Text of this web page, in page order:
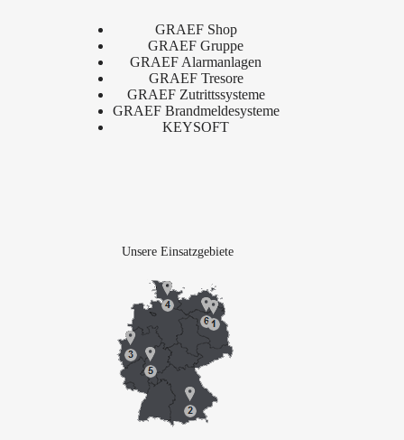
GRAEF Shop
GRAEF Gruppe
GRAEF Alarmanlagen
GRAEF Tresore
GRAEF Zutrittssysteme
GRAEF Brandmeldesysteme
KEYSOFT
Unsere Einsatzgebiete